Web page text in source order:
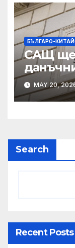
БЪЛГАРО-
САЩ ще
Тръмп
IRS
MAY 20,
Search
Recent Posts